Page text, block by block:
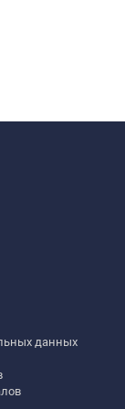
данных